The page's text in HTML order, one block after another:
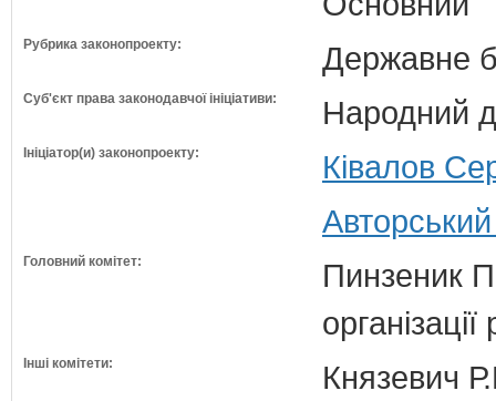
Рубрика законопроекту: Державне
Суб'єкт права законодавчої ініціативи: Народний
Ініціатор(и) законопроекту:
Ківалов
Головний комітет:
Пинзеник
Інші комітети:
Князевич